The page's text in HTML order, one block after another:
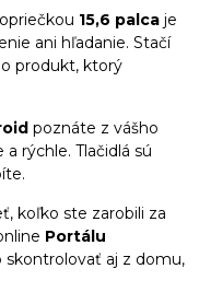
15,6 palca je
ani hľadanie. Stačí
produkt, ktorý
poznáte z vášho
rýchle. Tlačidlá sú
koľko ste zarobili za
Portálu
aj z domu,